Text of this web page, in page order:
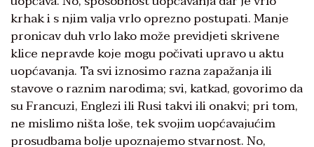
krhak i s njim valja vrlo oprezno postupati. Manje
pronicav duh vrlo lako može previdjeti skrivene
klice nepravde koje mogu počivati upravo u aktu
uopćavanja. Ta svi iznosimo razna zapažanja ili
stavove o raznim narodima; svi, katkad, govorimo da
su Francuzi, Englezi ili Rusi takvi ili onakvi; pri tom,
ne mislimo ništa loše, tek svojim uopćavajućim
prosudbama bolje upoznajemo stvarnost. No,